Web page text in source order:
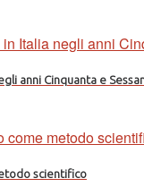
anni Cinquanta e
scientifico